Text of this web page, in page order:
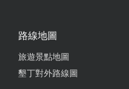
路線地圖
旅遊景點地圖
墾丁對外路線圖